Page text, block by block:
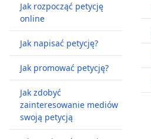
Jak rozpocząć petycję
online
Jak napisać petycję?
Jak promować petycję?
Jak zdobyć
zainteresowanie mediów
swoją petycją